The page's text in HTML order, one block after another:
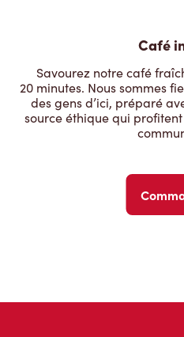
Café
Savourez notre café
20 minutes. Nous sommes
des gens d’ici, préparé
source éthique qui